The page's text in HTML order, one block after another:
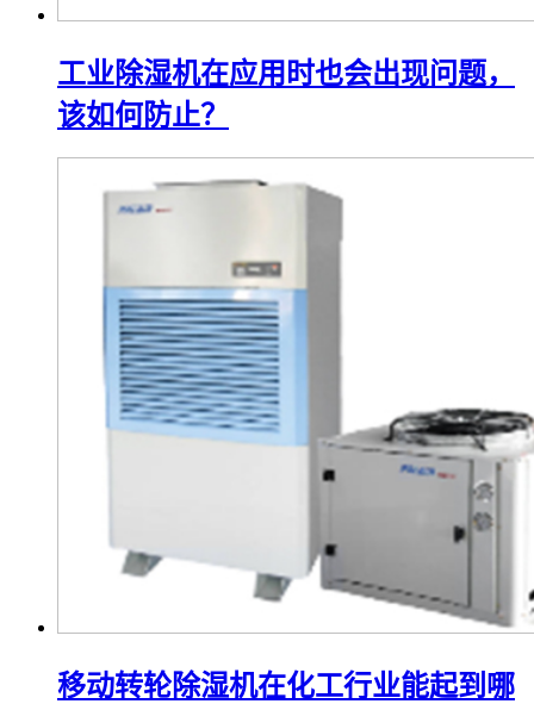
工业除湿机在应用时也会出现问题，
该如何防止？
移动转轮除湿机在化工行业能起到哪